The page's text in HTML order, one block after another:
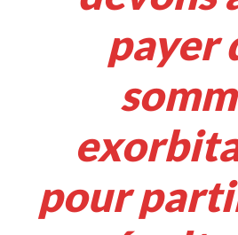
payer
pour